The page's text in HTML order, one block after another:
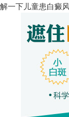
解一下儿童患白癜